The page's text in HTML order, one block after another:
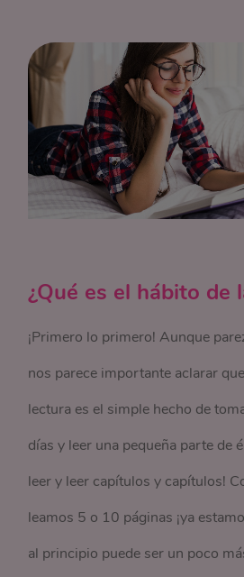
¿Qué es el hábito de
¡Primero lo primero! Aunque
nos parece importante aclarar
lectura es el simple hecho de
días y leer una pequeña parte de
leer y leer capítulos y capítulos!
leamos 5 o 10 páginas ¡ya
al principio puede ser un poco